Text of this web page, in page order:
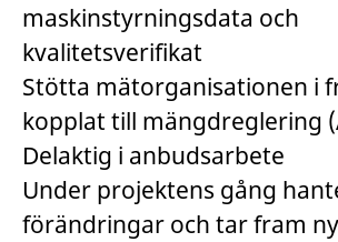
maskinstyrningsdata och
kvalitetsverifikat
Stötta mätorganisationen i
kopplat till mängdreglering
Delaktig i anbudsarbete
Under projektens gång
förändringar och tar fram